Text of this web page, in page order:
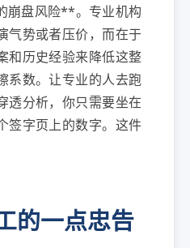
崩盘风险**。专业机构
气势或者压价，而在于
和历史经验来降低这整
系数。让专业的人去跑
透分析，你只需要坐在
签字页上的数字。这件
的一点忠告